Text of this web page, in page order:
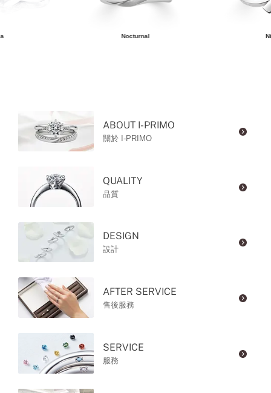
Nocturnal
ABOUT I-PRIMO
關於 I-PRIMO
QUALITY
品質
DESIGN
設計
AFTER SERVICE
售後服務
SERVICE
服務